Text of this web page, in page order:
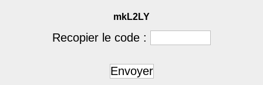
mkL2LY
Recopier le code :
Envoyer